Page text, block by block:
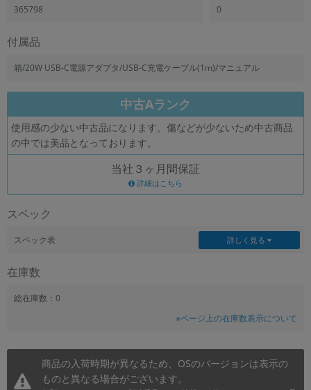
365798 0
付属品
箱/20W USB-C電源アダプタ/USB-C充電ケーブル(1m)/マニュアル
中古Aランク
使用感の少ない中古品になります。傷などが少ないため中古商品
の中では美品となっております。
当社３ヶ月間保証
詳細はこちら
スペック
スペック表 詳しく見る
在庫数
総在庫数：0
※ページ上の在庫数表示について
商品の入荷時期が異なるため、OSのバージョンは表示の
ものと異なる場合がございます。
商品状態の絞り込み
CPUの絞り込み
OS
メモリ